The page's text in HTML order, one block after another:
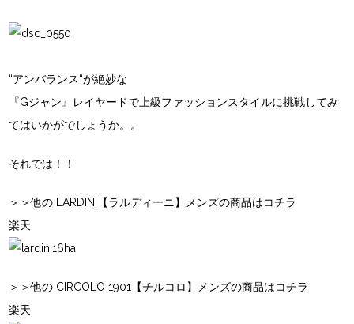
“アンバランス“が絶妙な
『Gジャン』レイヤードで上級ファッションスタイルに挑戦してみ
てはいかがでしょうか。。
それでは！！
＞＞他の LARDINI【ラルディーニ】メンズの商品はコチラ
楽天
＞＞他の CIRCOLO 1901【チルコロ】メンズの商品はコチラ
楽天